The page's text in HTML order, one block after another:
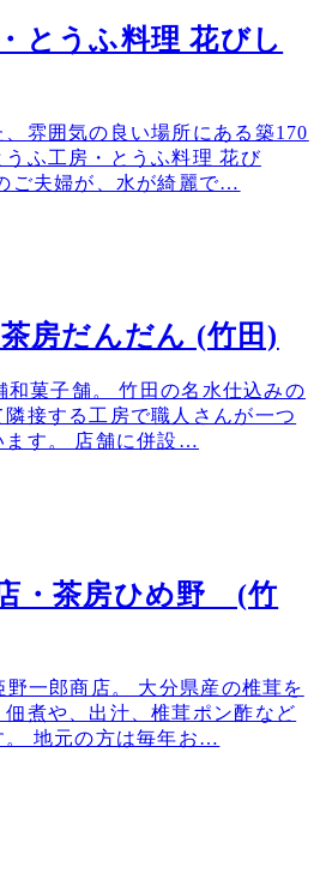
とうふ料理 花びし
雰囲気の良い場所にある築170
ふ工房・とうふ料理 花び
ご夫婦が、水が綺麗で…
房だんだん (竹田)
和菓子舗。 竹田の名水仕込みの
接する工房で職人さんが一つ
ます。 店舗に併設…
・茶房ひめ野 (竹
野一郎商店。 大分県産の椎茸を
煮や、出汁、椎茸ポン酢など
。 地元の方は毎年お…